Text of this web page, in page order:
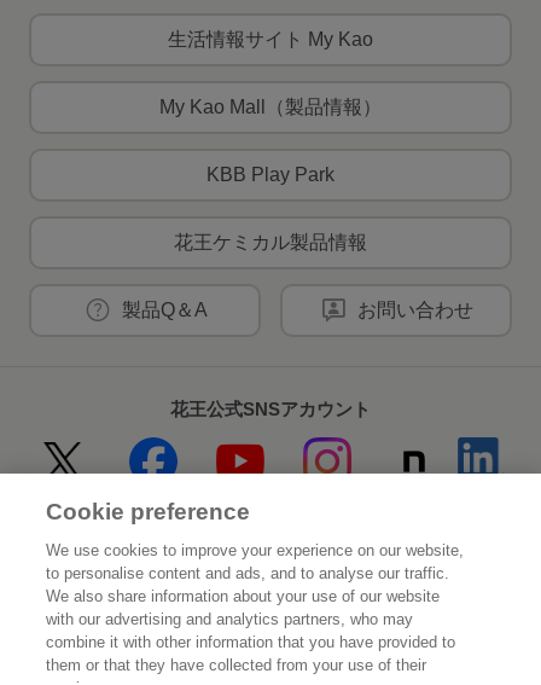
生活情報サイト My Kao
My Kao Mall（製品情報）
KBB Play Park
花王ケミカル製品情報
製品Q＆A お問い合わせ
花王公式SNSアカウント
Home 花王について
サステナビリティ イノベーション
ブランド 投資家情報
Cookie preference
We use cookies to improve your experience on our website,
to personalise content and ads, and to analyse our traffic.
We also share information about your use of our website
with our advertising and analytics partners, who may
combine it with other information that you have provided to
them or that they have collected from your use of their